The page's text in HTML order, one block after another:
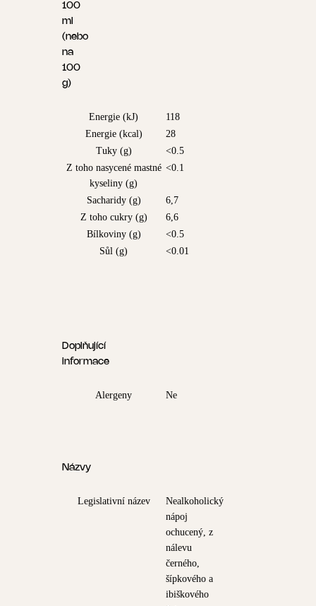
100
ml
(nebo
na
100
g)
Energie (kJ)
118
Energie (kcal)
28
Tuky (g)
<0.5
Z toho nasycené mastné
kyseliny (g)
<0.1
Sacharidy (g)
6,7
Z toho cukry (g)
6,6
Bílkoviny (g)
<0.5
Sůl (g)
<0.01
Doplňující
informace
Alergeny Ne
Názvy
Legislativní název
Nealkoholický
nápoj
ochucený, z
nálevu
černého,
šípkového a
ibiškového